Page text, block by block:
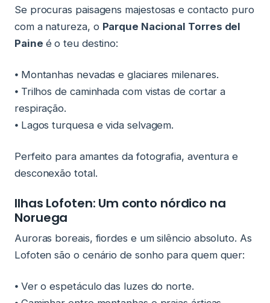
Se procuras paisagens majestosas e contacto puro
com a natureza, o Parque Nacional Torres del
Paine é o teu destino:
⦁ Montanhas nevadas e glaciares milenares.
⦁ Trilhos de caminhada com vistas de cortar a
respiração.
⦁ Lagos turquesa e vida selvagem.
Perfeito para amantes da fotografia, aventura e
desconexão total.
Ilhas Lofoten: Um conto nórdico na
Noruega
Auroras boreais, fiordes e um silêncio absoluto. As
Lofoten são o cenário de sonho para quem quer:
⦁ Ver o espetáculo das luzes do norte.